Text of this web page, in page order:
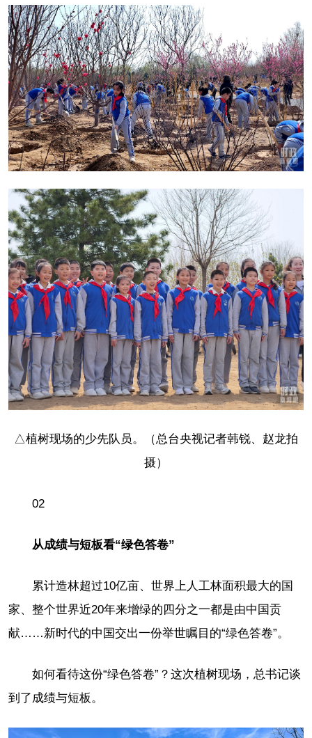
△植树现场的少先队员。（总台央视记者韩锐、赵龙拍
摄）
02
从成绩与短板看“绿色答卷”
累计造林超过10亿亩、世界上人工林面积最大的国
家、整个世界近20年来增绿的四分之一都是由中国贡
献……新时代的中国交出一份举世瞩目的“绿色答卷”。
如何看待这份“绿色答卷”？这次植树现场，总书记谈
到了成绩与短板。